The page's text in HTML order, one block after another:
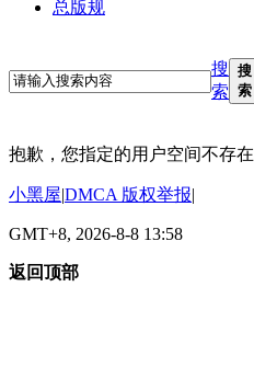
总版规
搜
索
搜
索
抱歉，您指定的用户空间不存在
小黑屋|DMCA 版权举报|
GMT+8, 2026-8-8 13:58
返回顶部